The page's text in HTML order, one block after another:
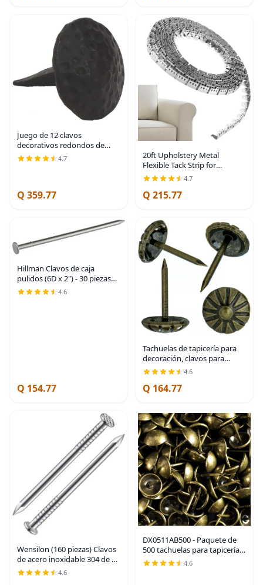
Juego de 12 clavos
decorativos redondos de
hierro, 1 1/4 x 1 pulgada,
forjados a mano, acabado
4.7
Q 359.77
20ft Upholstery Metal
Flexible Tack Strip for
Furniture, Chairs, Sofas –
Curve-Ease Grip for Easy
Installation
4.7
Q 215.77
Hillman Clavos de caja
pulidos (6D x 2") - 30 piezas
(plata)
4.6
Q 154.77
Tachuelas de tapicería para
decoración, clavos para
tapicería decorativa, clavos
de tapicería de 7/16 pulgadas
para muebles decorativos de
4.6
Q 164.77
Wensilon (160 piezas) Clavos
de acero inoxidable 304 de 1-
1/2 pulgadas, clavos para
colgar, clavos de pared,
4.6
DX0511AB500 - Paquete de
500 tachuelas para tapicería,
clavos decorativos de
muebles de 7/16 pulgadas
4.6